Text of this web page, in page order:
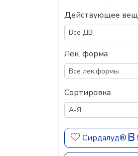
Действующее
Лек. форма
Сортировка
Сирдалуд®